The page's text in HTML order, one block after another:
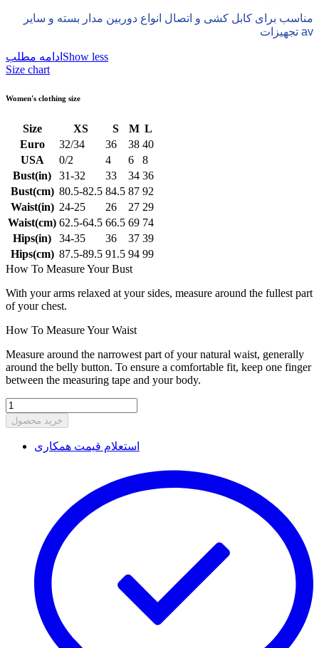
مناسب برای کابل کشی و اتصال انواع دوربین مدار بسته و سایر
تجهیزات av
ادامه مطلب Show less
Size chart
Women's clothing size
Size XS S M L
Euro
32/34 36 38 40
USA
0/2 4 6
8
Bust(in)
31-32 33 34 36
Bust(cm) 80.5-82.5 84.5 87 92
Waist(in) 24-25 26 27 29
Waist(cm) 62.5-64.5 66.5 69 74
Hips(in)
34-35 36 37 39
Hips(cm) 87.5-89.5 91.5 94 99
How To Measure Your Bust
With your arms relaxed at your sides, measure around the fullest part
of your chest.
How To Measure Your Waist
Measure around the narrowest part of your natural waist, generally
around the belly button. To ensure a comfortable fit, keep one finger
between the measuring tape and your body.
خرید محصول
استعلام قیمت همکاری